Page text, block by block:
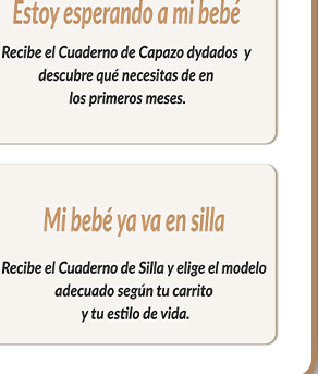
en la parte de atrás
tejido polipiel bordada;
muy suave y
puedes elegir en
en pelo corto liso.
o en lavadora,
jabones no abrasivos y